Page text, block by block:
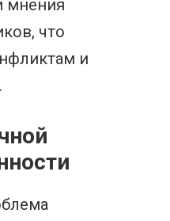
мнения
что
и